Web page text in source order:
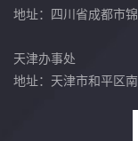
地址：四川省成都市
天津办事处
地址：天津市和平区